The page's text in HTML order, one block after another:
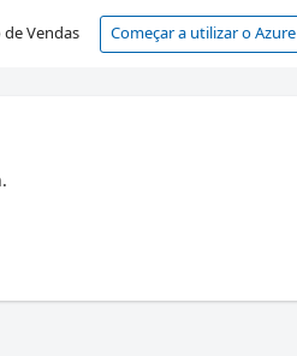
Vendas Começar a utilizar o Azure